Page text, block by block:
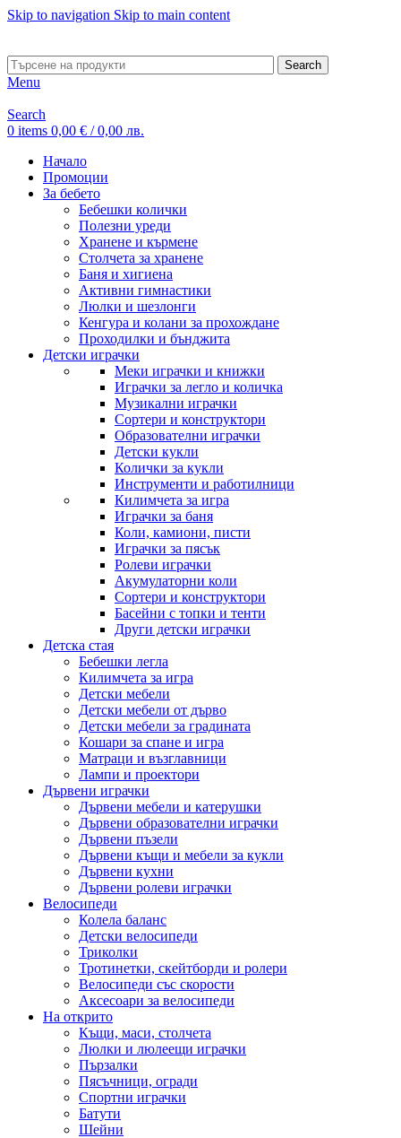
Skip to navigation Skip to main content
Search
Menu
Search
0 items 0,00 € / 0,00 лв.
Начало
Промоции
За бебето
Бебешки колички
Полезни уреди
Хранене и кърмене
Столчета за хранене
Баня и хигиена
Активни гимнастики
Люлки и шезлонги
Кенгура и колани за прохождане
Проходилки и бънджита
Детски играчки
Меки играчки и книжки
Играчки за легло и количка
Музикални играчки
Сортери и конструктори
Образователни играчки
Детски кукли
Колички за кукли
Инструменти и работилници
Килимчета за игра
Играчки за баня
Коли, камиони, писти
Играчки за пясък
Ролеви играчки
Акумулаторни коли
Сортери и конструктори
Басейни с топки и тенти
Други детски играчки
Детска стая
Бебешки легла
Килимчета за игра
Детски мебели
Детски мебели от дърво
Детски мебели за градината
Кошари за спане и игра
Матраци и възглавници
Лампи и проектори
Дървени играчки
Дървени мебели и катерушки
Дървени образователни играчки
Дървени пъзели
Дървени къщи и мебели за кукли
Дървени кухни
Дървени ролеви играчки
Велосипеди
Колела баланс
Детски велосипеди
Триколки
Тротинетки, скейтборди и ролери
Велосипеди със скорости
Аксесоари за велосипеди
На открито
Къщи, маси, столчета
Люлки и люлеещи играчки
Пързалки
Пясъчници, огради
Спортни играчки
Батути
Шейни